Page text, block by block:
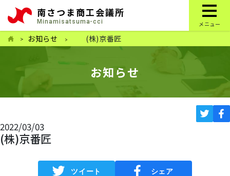
南さつま商工会議所
Minamisatsuma-cci メニュー
お知らせ (株)京番匠
お知らせ
2022/03/03
(株)京番匠